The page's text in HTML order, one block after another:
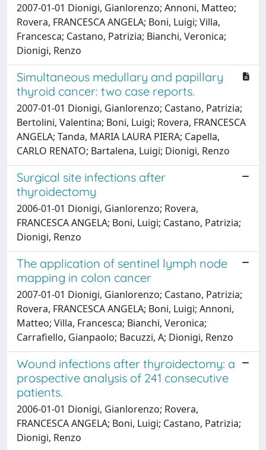
2007-01-01 Dionigi, Gianlorenzo; Annoni, Matteo;
Rovera, FRANCESCA ANGELA; Boni, Luigi; Villa,
Francesca; Castano, Patrizia; Bianchi, Veronica;
Dionigi, Renzo
Simultaneous medullary and papillary
thyroid cancer: two case reports.
2007-01-01 Dionigi, Gianlorenzo; Castano, Patrizia;
Bertolini, Valentina; Boni, Luigi; Rovera, FRANCESCA
ANGELA; Tanda, MARIA LAURA PIERA; Capella,
CARLO RENATO; Bartalena, Luigi; Dionigi, Renzo
Surgical site infections after
thyroidectomy
2006-01-01 Dionigi, Gianlorenzo; Rovera,
FRANCESCA ANGELA; Boni, Luigi; Castano, Patrizia;
Dionigi, Renzo
The application of sentinel lymph node
mapping in colon cancer
2007-01-01 Dionigi, Gianlorenzo; Castano, Patrizia;
Rovera, FRANCESCA ANGELA; Boni, Luigi; Annoni,
Matteo; Villa, Francesca; Bianchi, Veronica;
Carrafiello, Gianpaolo; Bacuzzi, A; Dionigi, Renzo
Wound infections after thyroidectomy: a
prospective analysis of 241 consecutive
patients.
2006-01-01 Dionigi, Gianlorenzo; Rovera,
FRANCESCA ANGELA; Boni, Luigi; Castano, Patrizia;
Dionigi, Renzo